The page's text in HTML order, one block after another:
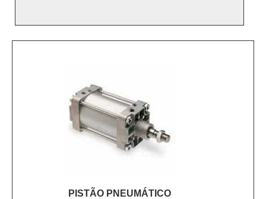
PISTÃO PNEUMÁTICO